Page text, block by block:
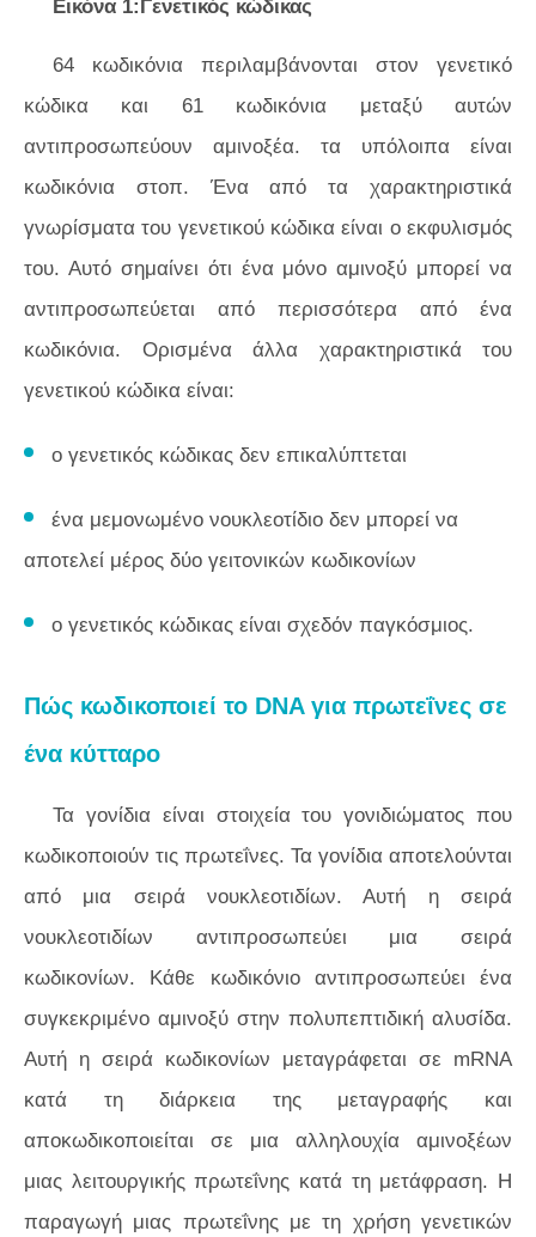
Εικόνα 1:Γενετικός κώδικας
64 κωδικόνια περιλαμβάνονται στον γενετικό
κώδικα και 61 κωδικόνια μεταξύ αυτών
αντιπροσωπεύουν αμινοξέα. τα υπόλοιπα είναι
κωδικόνια στοπ. Ένα από τα χαρακτηριστικά
γνωρίσματα του γενετικού κώδικα είναι ο εκφυλισμός
του. Αυτό σημαίνει ότι ένα μόνο αμινοξύ μπορεί να
αντιπροσωπεύεται από περισσότερα από ένα
κωδικόνια. Ορισμένα άλλα χαρακτηριστικά του
γενετικού κώδικα είναι:
ο γενετικός κώδικας δεν επικαλύπτεται
ένα μεμονωμένο νουκλεοτίδιο δεν μπορεί να
αποτελεί μέρος δύο γειτονικών κωδικονίων
ο γενετικός κώδικας είναι σχεδόν παγκόσμιος.
Πώς κωδικοποιεί το DNA για πρωτεΐνες σε
ένα κύτταρο
Τα γονίδια είναι στοιχεία του γονιδιώματος που
κωδικοποιούν τις πρωτεΐνες. Τα γονίδια αποτελούνται
από μια σειρά νουκλεοτιδίων. Αυτή η σειρά
νουκλεοτιδίων αντιπροσωπεύει μια σειρά
κωδικονίων. Κάθε κωδικόνιο αντιπροσωπεύει ένα
συγκεκριμένο αμινοξύ στην πολυπεπτιδική αλυσίδα.
Αυτή η σειρά κωδικονίων μεταγράφεται σε mRNA
κατά τη διάρκεια της μεταγραφής και
αποκωδικοποιείται σε μια αλληλουχία αμινοξέων
μιας λειτουργικής πρωτεΐνης κατά τη μετάφραση. Η
παραγωγή μιας πρωτεΐνης με τη χρήση γενετικών